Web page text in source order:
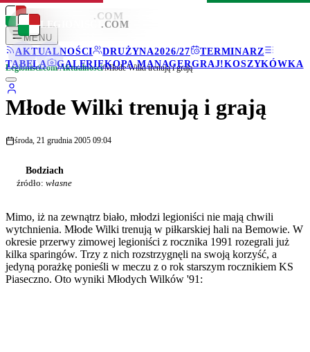
LEGIONISCI .COM
MENU
AKTUALNOŚCI
DRUŻYNA2026/27
TERMINARZ
TABELA
GALERIEKOPA MANAGERGRAJ!KOSZYKÓWKA
LEGIONISCI .COM
Legionisci.com/Aktualności/Młode Wilki trenują i grają
Młode Wilki trenują i grają
środa, 21 grudnia 2005 09:04
Bodziach
źródło: własne
Mimo, iż na zewnątrz biało, młodzi legioniści nie mają chwili
wytchnienia. Młode Wilki trenują w piłkarskiej hali na Bemowie. W
okresie przerwy zimowej legioniści z rocznika 1991 rozegrali już
kilka sparingów. Trzy z nich rozstrzygnęli na swoją korzyść, a
jedyną porażkę ponieśli w meczu z o rok starszym rocznikiem KS
Piaseczno. Oto wyniki Młodych Wilków '91: